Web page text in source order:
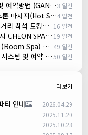
호치민 1군 강남스파 시스템 및 예약방법 (GANGNAM SPA)3 일전
호치민 불건마 추천｜7군 핫스톤 마사지(Hot Stone massage)4 일전
호치민 1군 부이비엔 여행자거리 착석 토킹바 놀이터 (NORITER LOUNGE) 16 일전
호치민 체온스파 38.5ºC 마사지 CHEON SPA Massage 19 일전
다낭 링감 마사지샵, 룸 스파(Room Spa) 예약 49 일전
다낭 요정스파 수질 좋은 곳 시스템 및 예약 방법 50 일전
더보기
티 안내 2026.04.29
2025.11.20
2025.10.23